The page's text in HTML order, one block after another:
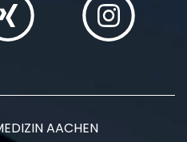
AACHEN